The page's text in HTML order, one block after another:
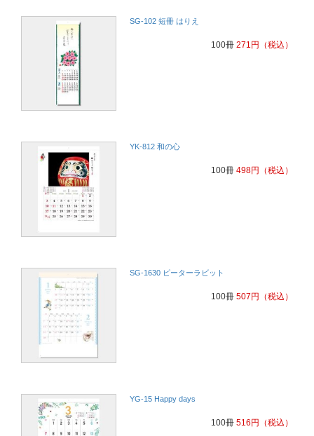
SG-102 短冊 はりえ
100冊 271 円 （税込）
YK-812 和の心
100冊 498円 （税込）
SG-1630 ピーターラビット
100冊 507 円 （税込）
YG-15 Happy days
100冊 516 円 （税込）